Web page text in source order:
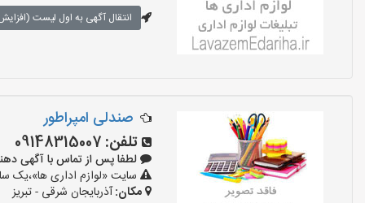
انتقال آگهی به اول لیست
صندلی امپراطور
تلفن: 09148315007
لطفا پس از تماس با آگهی دهنده
سایت «لوازم اداری ها»،یک
مکان:آذربایجان شرقی - تبریز